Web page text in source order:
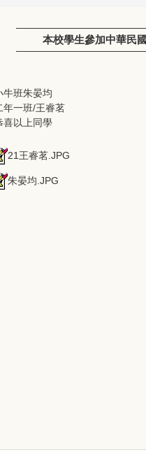
本校學生參加中華民
牛班朱晏均
年一班/王睿茗
喜以上同學
21王睿茗.JPG
朱晏均.JPG